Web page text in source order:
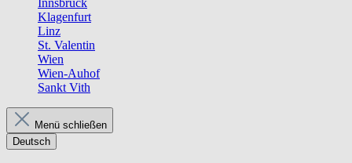
Innsbruck
Klagenfurt
Linz
St. Valentin
Wien
Wien-Auhof
Sankt Vith
Menü schließen
Deutsch